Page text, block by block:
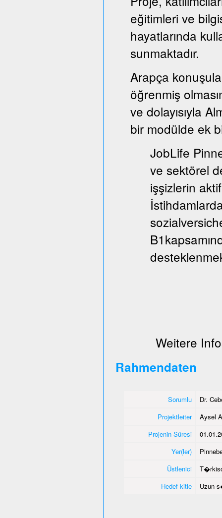
eğitimleri ve
hayatlarında
sunmaktadır.
Arapça
öğrenmiş
ve dolayısıyla
bir modülde ek
JobLife
ve sektörel
işşizlerin
Weitere
Rahmendaten
Sorumlu
Dr.
Projektleiter
Aysel
Projenin Süresi
Yer(ler)
Üstlenici
Hedef kitle
Uzun